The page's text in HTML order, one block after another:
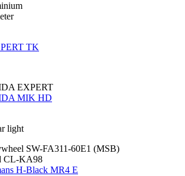
TK
EXPERT
MIK HD
light
SW-FA311-60E1 (MSB)
CL-KA98
H-Black MR4 E